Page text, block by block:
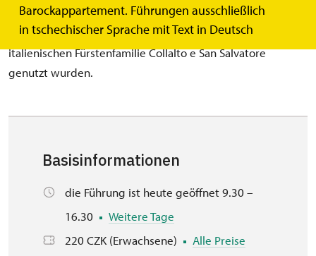
Barockappartement. Führungen ausschließlich
in tschechischer Sprache mit Text in Deutsch
sehen reich ausgestattete Privat- und
Repräsentationsräume, die fast 200 Jahre lang von der
italienischen Fürstenfamilie Collalto e San Salvatore
genutzt wurden.
Basisinformationen
die Führung ist heute geöffnet 9.30 –
16.30
Weitere Tage
220 CZK (Erwachsene)
Alle Preise